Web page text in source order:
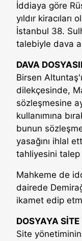
İddiaya göre
yıldır kiracıları
İstanbul 38.
talebiyle dava
DAVA
Birsen
dilekçesinde,
sözleşmesine
kullanımına
bunun
yasağını ihlal
tahliyesini
Mahkeme de
dairede
ikamet edip
DOSYAYA
Site